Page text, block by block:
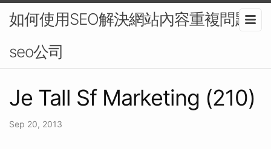
如何使用SEO解決網站內容重複問題-
seo公司
Je Tall Sf Marketing (210)
Sep 20, 2013